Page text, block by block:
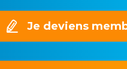
Je deviens